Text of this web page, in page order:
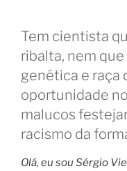
Tem cientista
ribalta, nem
genética e raça
oportunidade
malucos
racismo da
Olá, eu sou Sérgio